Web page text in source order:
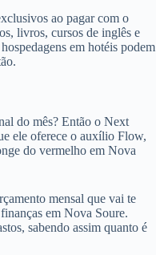
ao pagar com o
livros, cursos de inglês e
em hotéis podem
do mês? Então o Next
ele oferece o auxílio Flow,
do vermelho em Nova
mensal que vai te
em Nova Soure.
sabendo assim quanto é